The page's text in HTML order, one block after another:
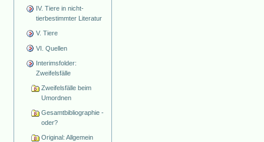
IV. Tiere in nicht-
tierbestimmter Literatur
V. Tiere
VI. Quellen
Interimsfolder:
Zweifelsfälle
Zweifelsfälle beim
Umordnen
Gesamtbibliographie -
oder?
Original: Allgemein